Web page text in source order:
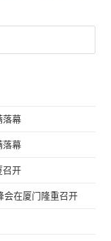
落幕
落幕
召开
会在厦门隆重召开